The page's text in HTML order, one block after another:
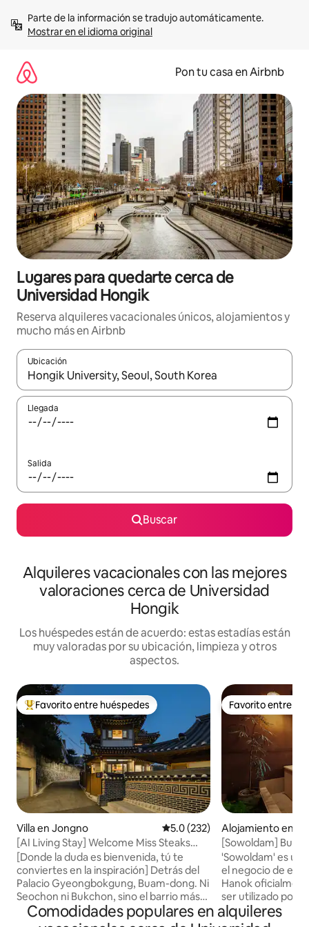
contenidoMostrar en el idioma original
Pon tu casa en Airbnb
Lugares para quedarte cerca de
Universidad Hongik
Reserva alquileres vacacionales únicos, alojamientos y
mucho más en Airbnb
Ubicación
Cuando los resultados estén disponibles, navega con las
Llegada
Salida
Buscar
Alquileres vacacionales con las mejores
valoraciones cerca de Universidad
Hongik
Los huéspedes están de acuerdo: estas estadías están
muy valoradas por su ubicación, limpieza y otros
aspectos.
Favorito entre huéspedes preferido
Favorito entre huéspedes
Villa en Jongno Calificación promedio: 5.0 de
5.0 (232)
[AI Living Stay] Welcome Miss Steaks
House - Estancia en una casa unifamiliar
de estilo hanok en Buam-dong, Jongno
[Donde la duda es bienvenida, tú te
conviertes en la inspiración] Detrás del
Palacio Gyeongbokgung, Buam-dong. Ni
Seochon ni Bukchon, sino el barrio más
tranquilo de Seúl. Al final de ese callejón,
había una casa hanok privada. El lugar
Favorito entre
Favorito entre
Alojamiento en
[Sowoldam]
¡Disfrute de un
alojamiento
'Sowoldam' es un
el negocio de
Hanok
ser utilizado por
☺️ Puedes sanar mientras miras el patio
abierto desde el
Comodidades populares en alquileres